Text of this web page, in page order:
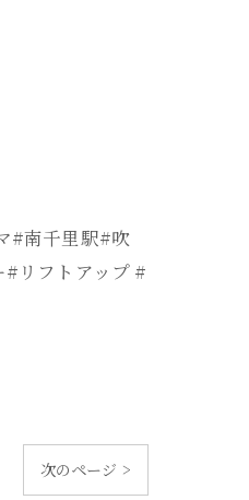
#南千里駅#吹
リフトアップ #
次のページ >